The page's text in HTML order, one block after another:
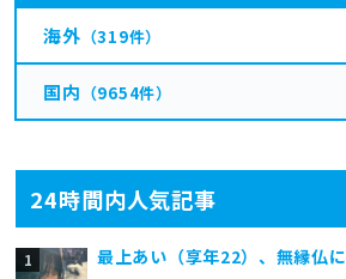
24時間内人気記事
最上あい（享年22）、無縁仏に
海外 （319件）
国内 （9654件）